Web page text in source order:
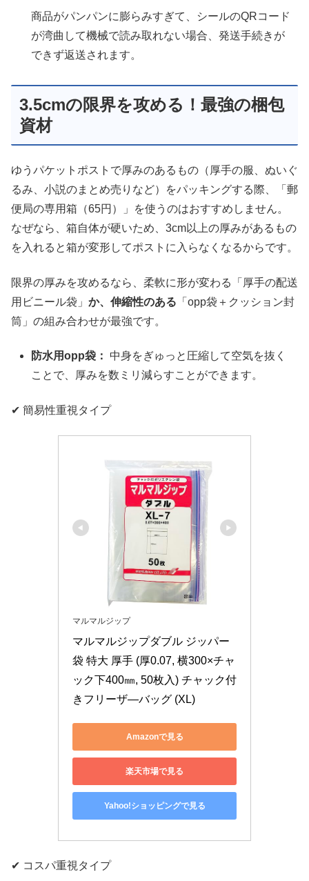
商品がパンパンに膨らみすぎて、シールのQRコード
が湾曲して機械で読み取れない場合、発送手続きが
できず返送されます。
3.5cmの限界を攻める！最強の梱包
資材
ゆうパケットポストで厚みのあるもの（厚手の服、ぬいぐ
るみ、小説のまとめ売りなど）をパッキングする際、「郵
便局の専用箱（65円）」を使うのはおすすめしません。
なぜなら、箱自体が硬いため、3cm以上の厚みがあるもの
を入れると箱が変形してポストに入らなくなるからです。
限界の厚みを攻めるなら、柔軟に形が変わる「厚手の配送
用ビニール袋」 か、伸縮性のある 「opp袋＋クッション封
筒」の組み合わせが最強です。
防水用opp袋：
中身をぎゅっと圧縮して空気を抜く
ことで、厚みを数ミリ減らすことができます。
✔ 簡易性重視タイプ
マルマルジップ
マルマルジップダブル ジッパー
袋 特大 厚手 (厚0.07, 横300×チャ
ック下400㎜, 50枚入) チャック付
きフリーザ―バッグ (XL)
Amazonで見る
楽天市場で見る
Yahoo!ショッピングで見る
✔ コスパ重視タイプ